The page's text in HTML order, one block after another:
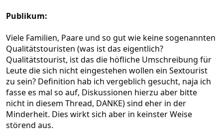
Publikum:
Viele Familien, Paare und so gut wie keine sogenannten
Qualitätstouristen (was ist das eigentlich?
Qualitätstourist, ist das die höfliche Umschreibung für
Leute die sich nicht eingestehen wollen ein Sextourist
zu sein? Definition hab ich vergeblich gesucht, naja ich
fasse es mal so auf, Diskussionen hierzu aber bitte
nicht in diesem Thread, DANKE) sind eher in der
Minderheit. Dies wirkt sich aber in keinster Weise
störend aus.